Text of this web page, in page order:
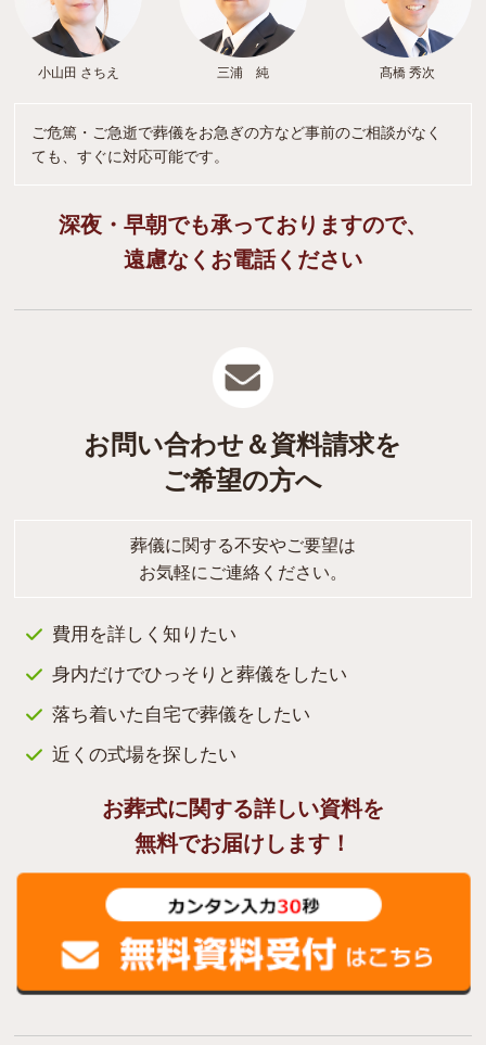
小山田 さちえ 三浦 純 髙橋 秀次
ご危篤・ご急逝で葬儀をお急ぎの方など事前のご相談がなく
ても、すぐに対応可能です。
深夜・早朝でも承っておりますので、
遠慮なくお電話ください
お問い合わせ＆資料請求を
ご希望の方へ
葬儀に関する不安やご要望は
お気軽にご連絡ください。
費用を詳しく知りたい
身内だけでひっそりと葬儀をしたい
落ち着いた自宅で葬儀をしたい
近くの式場を探したい
お葬式に関する詳しい資料を
無料でお届けします！